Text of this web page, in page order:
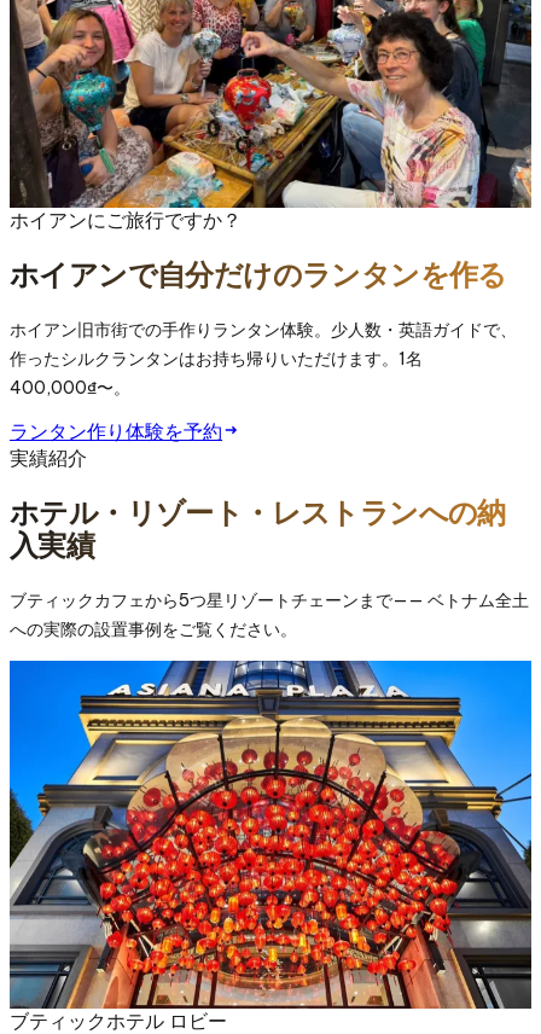
ホイアンにご旅行ですか？
ホイアンで自分だけのランタンを作る
ホイアン旧市街での手作りランタン体験。少人数・英語ガイドで、
作ったシルクランタンはお持ち帰りいただけます。1名
400,000₫〜。
ランタン作り体験を予約
実績紹介
ホテル・リゾート・レストランへの納
入実績
ブティックカフェから5つ星リゾートチェーンまで—— ベトナム全土
への実際の設置事例をご覧ください。
ブティックホテル ロビー